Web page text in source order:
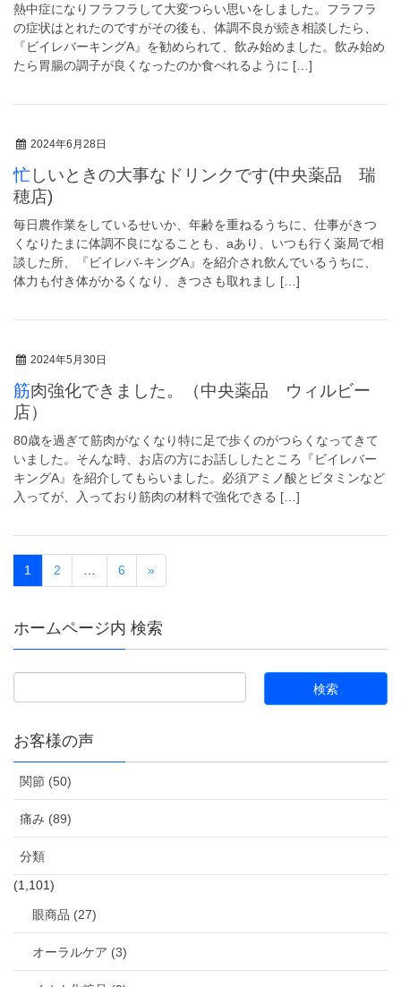
熱中症になりフラフラして大変つらい思いをしました。フラフラ
の症状はとれたのですがその後も、体調不良が続き相談したら、
『ビイレバーキングA』を勧められて、飲み始めました。飲み始め
たら胃腸の調子が良くなったのか食べれるように […]
2024年6月28日
忙しいときの大事なドリンクです(中央薬品 瑞
穂店)
毎日農作業をしているせいか、年齢を重ねるうちに、仕事がきつ
くなりたまに体調不良になることも、aあり、いつも行く薬局で相
談した所、『ビイレバ-キングA』を紹介され飲んでいるうちに、
体力も付き体がかるくなり、きつさも取れまし […]
2024年5月30日
筋肉強化できました。（中央薬品 ウィルビー
店）
80歳を過ぎて筋肉がなくなり特に足で歩くのがつらくなってきて
いました。そんな時、お店の方にお話ししたところ『ビイレバー
キングA』を紹介してもらいました。必須アミノ酸とビタミンなど
入ってが、入っており筋肉の材料で強化できる […]
1 2 6 »
ホームページ内 検索
お客様の声
関節 (50)
痛み (89)
分類
(1,101)
眼商品 (27)
オーラルケア (3)